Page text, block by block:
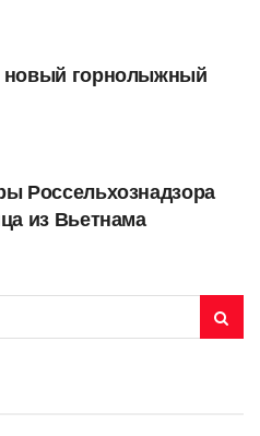
горнолыжный
Россельхознадзора
из Вьетнама